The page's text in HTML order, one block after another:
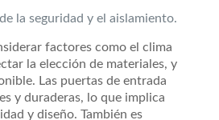
la seguridad y el aislamiento.
factores como el clima
la elección de materiales, y
Las puertas de entrada
y duraderas, lo que implica
y diseño. También es